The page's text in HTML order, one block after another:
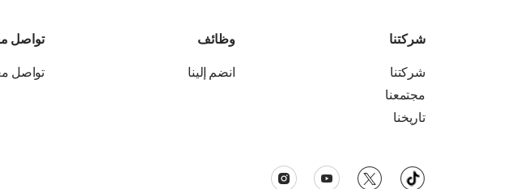
شركتنا
شركتنا
مجتمعنا
تاريخنا
وظائف
انضم إلينا
تواصل
تواصل